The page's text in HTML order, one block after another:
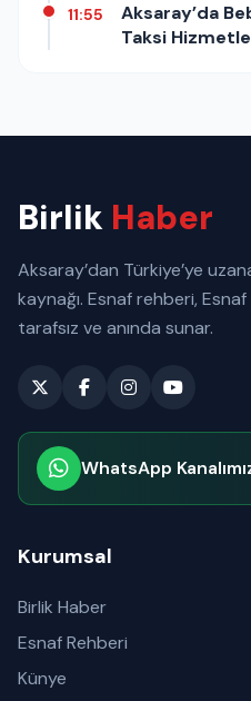
11:55
Aksaray’da
Taksi
Birlik Haber
Aksaray’dan Türkiye’ye
kaynağı. Esnaf rehberi,
tarafsız ve anında sunar.
WhatsApp
Kurumsal
Birlik Haber
Esnaf Rehberi
Künye